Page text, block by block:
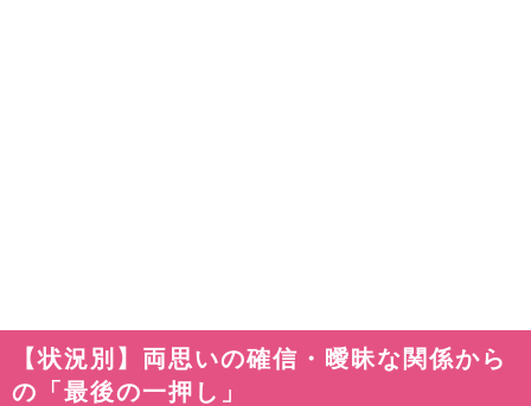
【状況別】両思いの確信・曖昧な関係から
の「最後の一押し」